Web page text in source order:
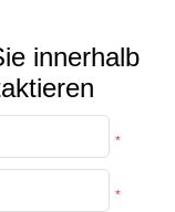
innerhalb
*
*